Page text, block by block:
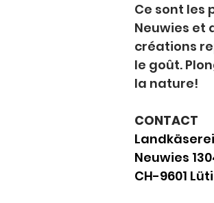
Ce sont
Neuwies et
créations
le goût.
la nature!
CONTACT
Neuwies
CH-9601